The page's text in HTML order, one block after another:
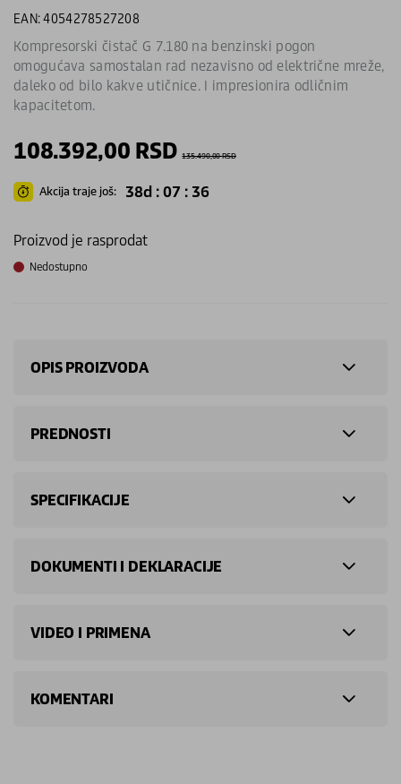
EAN: 4054278527208
Kompresorski čistač G 7.180 na benzinski pogon
omogućava samostalan rad nezavisno od električne mreže,
daleko od bilo kakve utičnice. I impresionira odličnim
kapacitetom.
108.392,00 RSD 135.490,00RSD
Akcija traje još: 38d : 07 : 36
Proizvod je rasprodat
Nedostupno
OPIS PROIZVODA
PREDNOSTI
SPECIFIKACIJE
DOKUMENTI I DEKLARACIJE
VIDEO I PRIMENA
KOMENTARI